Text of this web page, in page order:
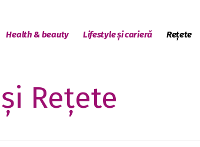
Health & beauty Lifestyle și carieră Rețete
Rețete